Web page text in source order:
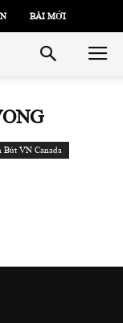
BÀI MỚI
Bút VN Canada